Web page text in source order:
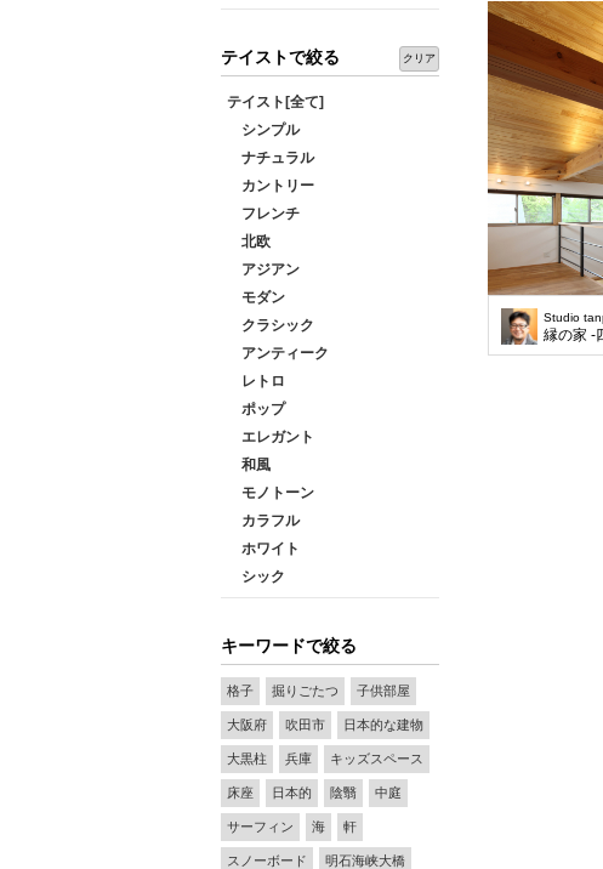
テイストで絞る クリア
テイスト[全て]
シンプル
ナチュラル
カントリー
フレンチ
北欧
アジアン
モダン
クラシック
アンティーク
レトロ
ポップ
エレガント
和風
モノトーン
カラフル
ホワイト
シック
キーワードで絞る
格子 掘りごたつ 子供部屋
大阪府 吹田市 日本的な建物
大黒柱 兵庫 キッズスペース
床座 日本的 陰翳 中庭
サーフィン 海 軒
スノーボード 明石海峡大橋
Studio
縁の家 -